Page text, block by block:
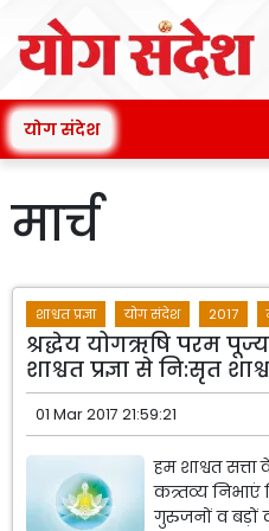
योग संदेश
मार्च
शाश्वत प्रज्ञा योग संदेश 2017
श्रद्धेय योगऋषि परम
शाश्वत प्रज्ञा से नि:सृत
01 Mar 2017 21:59:21
हम शाश्वत
कत्र्तव्य निभाएं
गुरुजनों व बड़ों